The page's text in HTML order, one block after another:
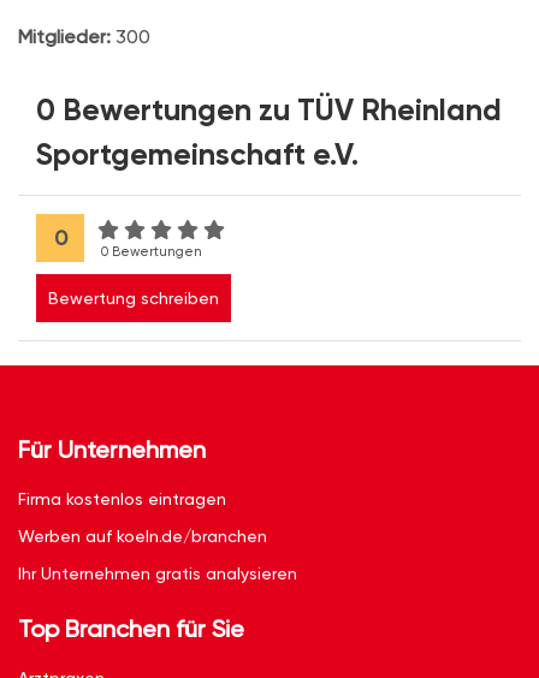
Mitglieder: 300
0 Bewertungen zu TÜV Rheinland
Sportgemeinschaft e.V.
0
0 Bewertungen
Bewertung schreiben
Für Unternehmen
Firma kostenlos eintragen
Werben auf koeln.de/branchen
Ihr Unternehmen gratis analysieren
Top Branchen für Sie